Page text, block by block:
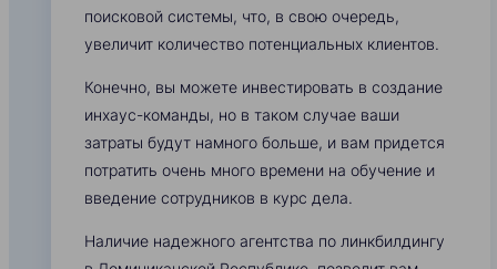
поисковой системы, что, в свою очередь,
увеличит количество потенциальных клиентов.
Конечно, вы можете инвестировать в создание
инхаус-команды, но в таком случае ваши
затраты будут намного больше, и вам придется
потратить очень много времени на обучение и
введение сотрудников в курс дела.
Наличие надежного агентства по линкбилдингу